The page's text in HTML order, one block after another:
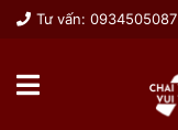
Tư vấn: 0934505087